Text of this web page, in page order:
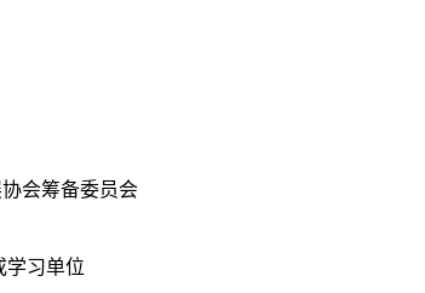
会筹备委员会
学习单位